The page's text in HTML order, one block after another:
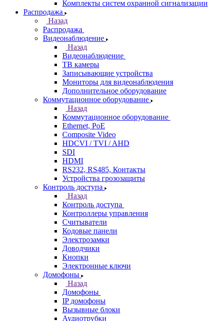
Комплекты систем охранной сигнализации
Распродажа
Назад
Распродажа
Видеонаблюдение
Назад
Видеонаблюдение
ТВ камеры
Записывающие устройства
Мониторы для видеонаблюдения
Дополнительное оборудование
Коммутационное оборудование
Назад
Коммутационное оборудование
Ethernet, PoE
Composite Video
HDCVI / TVI / AHD
SDI
HDMI
RS232, RS485, Контакты
Устройства грозозащиты
Контроль доступа
Назад
Контроль доступа
Контроллеры управления
Считыватели
Кодовые панели
Электрозамки
Доводчики
Кнопки
Электронные ключи
Домофоны
Назад
Домофоны
IP домофоны
Вызывные блоки
Аудиотрубки